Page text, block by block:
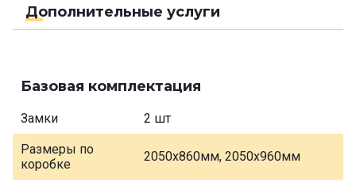
Дополнительные услуги
Базовая комплектация
Замки 2 шт
Размеры по
коробке
2050х860мм, 2050х960мм